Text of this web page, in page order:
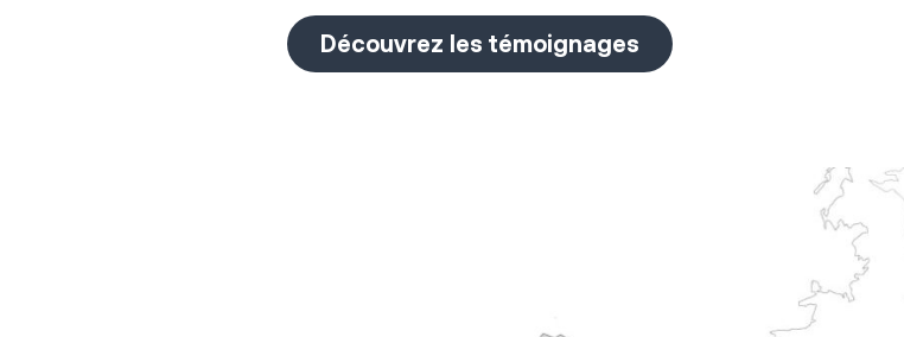
Découvrez les témoignages